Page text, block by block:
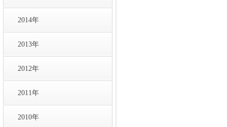
2014年
2013年
2012年
2011年
2010年